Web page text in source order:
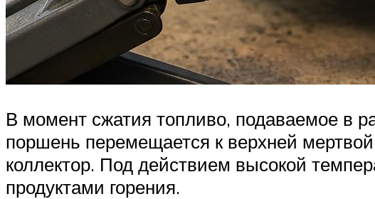
В момент сжатия топливо, подаваемое в
поршень перемещается к верхней
коллектор. Под действием высокой
продуктами горения.